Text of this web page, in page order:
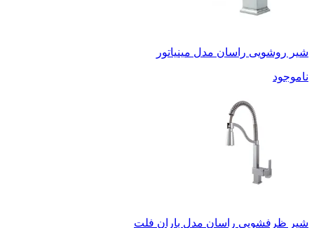
شیر روشویی راسان مدل مینیاتور
ناموجود
شیر ظرفشویی راسان مدل باران فلت